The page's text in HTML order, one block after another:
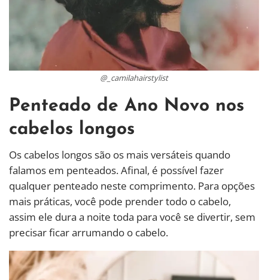
@_camilahairstylist
Penteado de Ano Novo nos
cabelos longos
Os cabelos longos são os mais versáteis quando
falamos em penteados. Afinal, é possível fazer
qualquer penteado neste comprimento. Para opções
mais práticas, você pode prender todo o cabelo,
assim ele dura a noite toda para você se divertir, sem
precisar ficar arrumando o cabelo.